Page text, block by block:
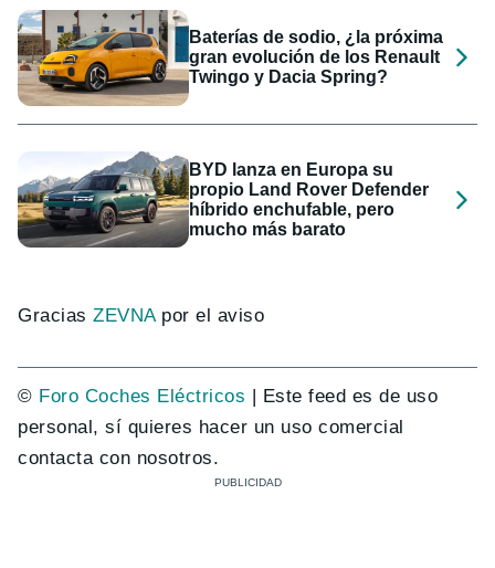
Baterías de sodio, ¿la próxima
gran evolución de los Renault
Twingo y Dacia Spring?
BYD lanza en Europa su
propio Land Rover Defender
híbrido enchufable, pero
mucho más barato
GraciasZEVNApor el aviso
© Foro Coches Eléctricos | Este feed es de uso
personal, sí quieres hacer un uso comercial
contacta con nosotros.